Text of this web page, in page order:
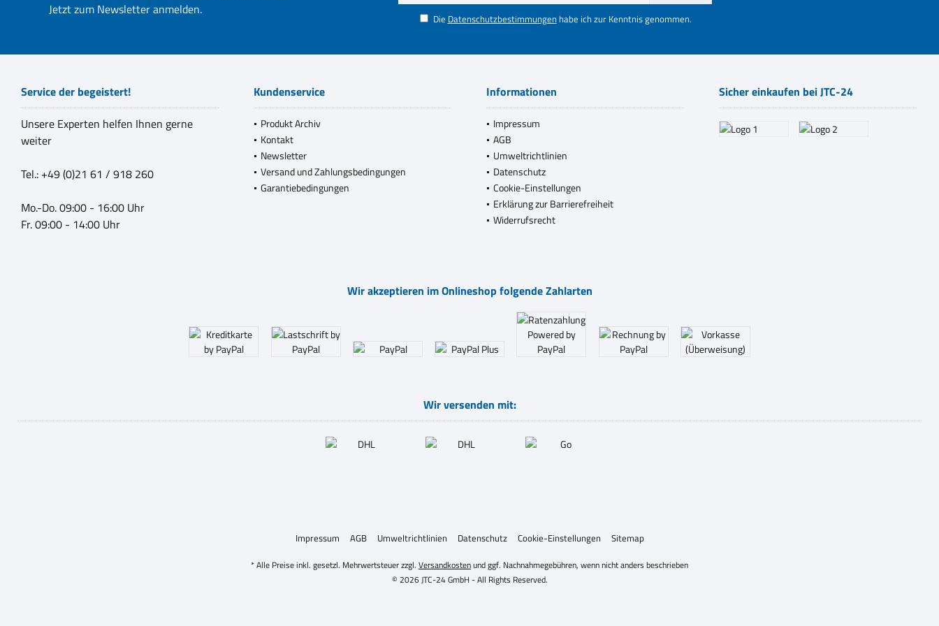
Jetzt zum Newsletter anmelden.
Die Datenschutzbestimmungenhabe ich zur Kenntnis genommen.
Service der begeistert!
Unsere Experten helfen Ihnen gerne
weiter
Tel.: +49 (0)21 61 / 918 260
Mo.-Do. 09:00 - 16:00 Uhr
Fr. 09:00 - 14:00 Uhr
Kundenservice
Produkt Archiv
Kontakt
Newsletter
Versand und Zahlungsbedingungen
Garantiebedingungen
Informationen
Impressum
AGB
Umweltrichtlinien
Datenschutz
Cookie-Einstellungen
Erklärung zur Barrierefreiheit
Widerrufsrecht
Sicher einkaufen bei JTC-24
Wir akzeptieren im Onlineshop folgende Zahlarten
Wir versenden mit:
Impressum AGB Umweltrichtlinien Datenschutz Cookie-Einstellungen Sitemap
* Alle Preise inkl. gesetzl. Mehrwertsteuer zzgl. Versandkostenund ggf. Nachnahmegebühren, wenn nicht anders beschrieben
© 2026 JTC-24 GmbH - All Rights Reserved.